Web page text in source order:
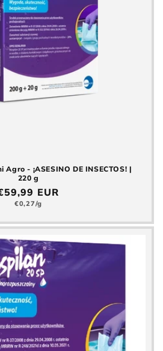
Agro - ¡ASESINO DE INSECTOS! |
220 g
normal
EUR
Precio
€0,27/g